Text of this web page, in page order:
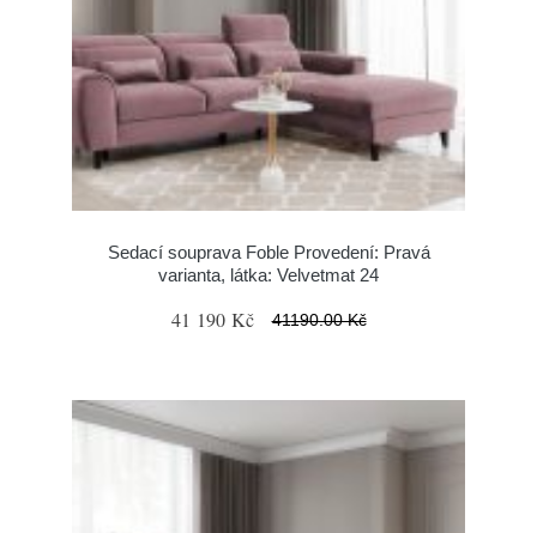
Sedací souprava Foble Provedení: Pravá
varianta, látka: Velvetmat 24
41 190 Kč 41190.00 Kč